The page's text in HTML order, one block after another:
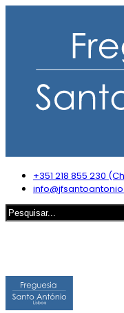
+351 218 855 230